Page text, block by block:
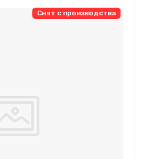
Снят с производства